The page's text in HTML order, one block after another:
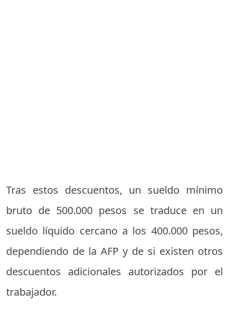
Tras estos descuentos, un sueldo mínimo
bruto de 500.000 pesos se traduce en un
sueldo líquido cercano a los 400.000 pesos,
dependiendo de la AFP y de si existen otros
descuentos adicionales autorizados por el
trabajador.